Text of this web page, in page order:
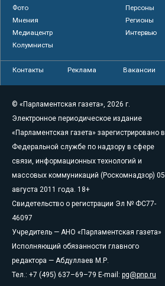
Фото
Персоны
Мнения
Регионы
Медиацентр
Интервью
Колумнисты
Контакты Реклама Вакансии
© «Парламентская газета», 2026 г.
Электронное периодическое издание
«Парламентская газета» зарегистрировано в
Федеральной службе по надзору в сфере
связи, информационных технологий и
массовых коммуникаций (Роскомнадзор) 05
августа 2011 года. 18+
Свидетельство о регистрации Эл № ФС77-
46097
Учредитель — АНО «Парламентская газета»
Исполняющий обязанности главного
редактора — Абдуллаев М.Р.
Тел.: +7 (495) 637–69–79 E-mail: pg@pnp.ru